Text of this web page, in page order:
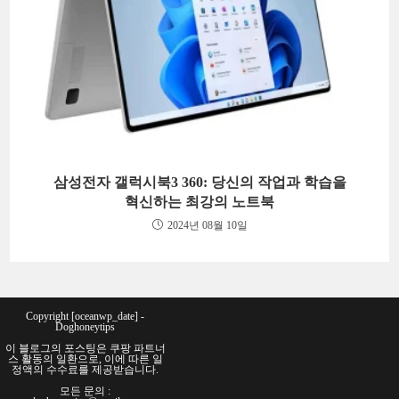
삼성전자 갤럭시북3 360: 당신의 작업과 학습을
혁신하는 최강의 노트북
2024년 08월 10일
Copyright [oceanwp_date] -
Doghoneytips
이 블로그의 포스팅은 쿠팡 파트너
스 활동의 일환으로, 이에 따른 일
정액의 수수료를 제공받습니다.
모든 문의 :